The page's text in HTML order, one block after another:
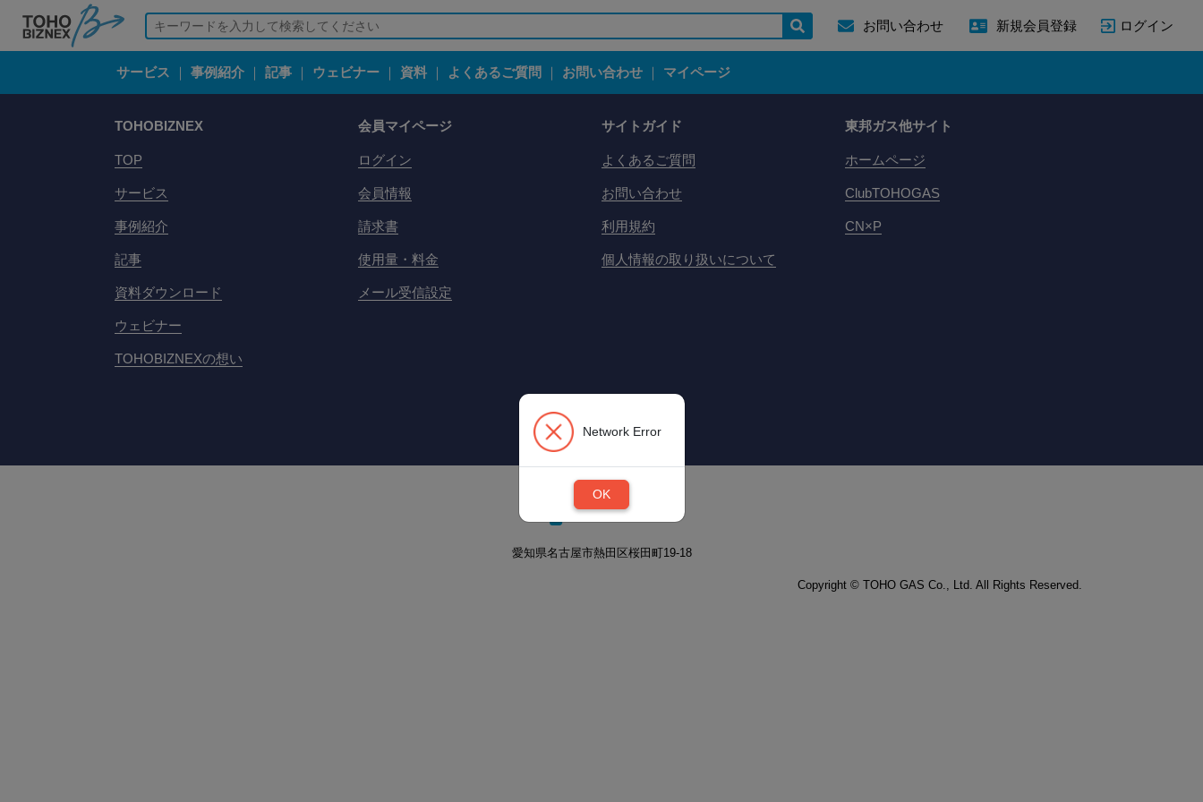
お問い合わせ 新規会員登録 ログイン
サービス ｜ 事例紹介 ｜ 記事 ｜ ウェビナー ｜ 資料 ｜ よくあるご質問 ｜ お問い合わせ ｜ マイページ
TOHOBIZNEX
TOP
サービス
事例紹介
記事
資料ダウンロード
ウェビナー
TOHOBIZNEXの想い
会員マイページ
ログイン
会員情報
請求書
使用量・料金
メール受信設定
サイトガイド
よくあるご質問
お問い合わせ
利用規約
個人情報の取り扱いについて
東邦ガス他サイト
ホームページ
ClubTOHOGAS
CN×P
愛知県名古屋市熱田区桜田町19-18
Copyright © TOHO GAS Co., Ltd. All Rights Reserved.
Network Error
OK